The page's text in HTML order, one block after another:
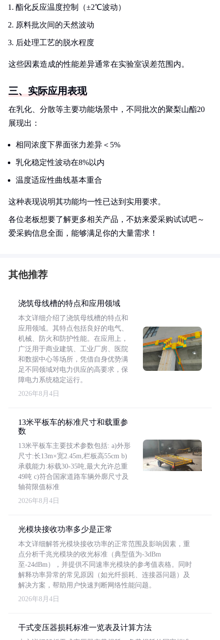
酯化反应温度控制（±2℃波动）
原料批次间的天然波动
后处理工艺的脱水程度
这些因素造成的性能差异通常在实验室误差范围内。
三、实际应用表现
在乳化、分散等主要功能场景中，不同批次的聚梨山酯20
展现出：
相同浓度下界面张力差异＜5%
乳化稳定性波动在8%以内
温度适应性曲线基本重合
这种表现说明其功能均一性已达到实用要求。
各位老板想要了解更多相关产品，不妨来爱采购试试吧～
爱采购信息全面，能够满足你的大量需求！
其他推荐
浇筑母线槽的特点和应用领域
本文详细介绍了浇筑母线槽的特点和
应用领域。其特点包括良好的电气、
机械、防火和防护性能。在应用上，
广泛用于商业建筑、工业厂房、医院
和数据中心等场所，凭借自身优势满
足不同领域对电力供应的高要求，保
障电力系统稳定运行。
2026年8月4日
13米平板车的标准尺寸和载重参
数
13米平板车主要技术参数包括: a)外形
尺寸:长13m×宽2.45m,栏板高55cm b)
承载能力:标载30-35吨,最大允许总重
49吨 c)符合国家道路车辆外廓尺寸及
轴荷限值标准
2026年8月4日
光模块接收功率多少是正常
本文详细解答光模块接收功率的正常范围及影响因素，重
点分析千兆光模块的收光标准（典型值为-3dBm
至-24dBm），并提供不同速率光模块的参考值表格。同时
解释功率异常的常见原因（如光纤损耗、连接器问题）及
解决方案，帮助用户快速判断网络性能问题。
2026年8月4日
干式变压器损耗标准一览表及计算方法